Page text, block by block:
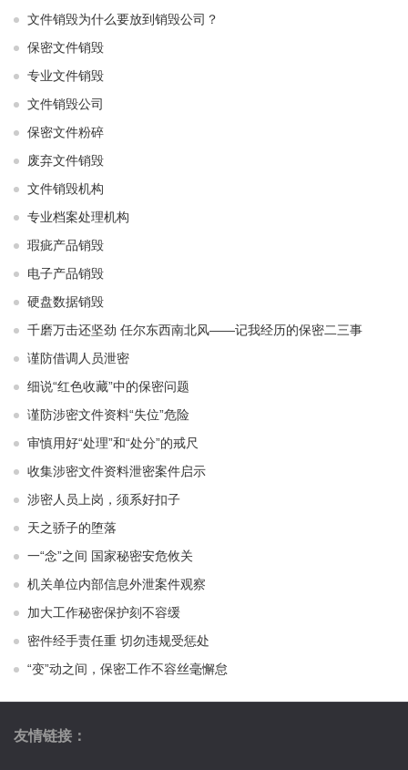
文件销毁为什么要放到销毁公司？
保密文件销毁
专业文件销毁
文件销毁公司
保密文件粉碎
废弃文件销毁
文件销毁机构
专业档案处理机构
瑕疵产品销毁
电子产品销毁
硬盘数据销毁
千磨万击还坚劲 任尔东西南北风——记我经历的保密二三事
谨防借调人员泄密
细说“红色收藏”中的保密问题
谨防涉密文件资料“失位”危险
审慎用好“处理”和“处分”的戒尺
收集涉密文件资料泄密案件启示
涉密人员上岗，须系好扣子
天之骄子的堕落
一“念”之间 国家秘密安危攸关
机关单位内部信息外泄案件观察
加大工作秘密保护刻不容缓
密件经手责任重 切勿违规受惩处
“变”动之间，保密工作不容丝毫懈怠
友情链接：